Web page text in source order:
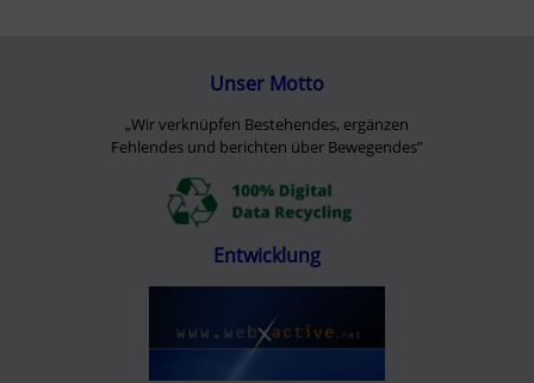
Unser Motto
„Wir verknüpfen Bestehendes, ergänzen
Fehlendes und berichten über Bewegendes”
Entwicklung